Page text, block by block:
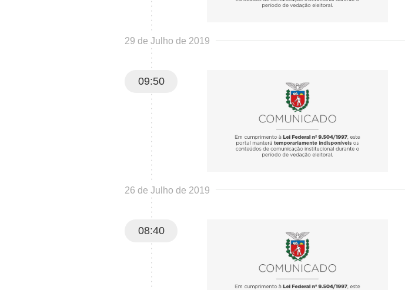
29 de Julho de 2019
09:50
26 de Julho de 2019
08:40